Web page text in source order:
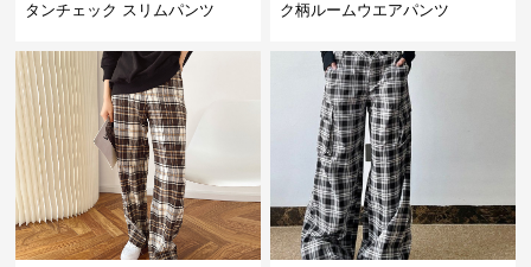
タンチェック スリムパンツ
ク柄ルームウエアパンツ